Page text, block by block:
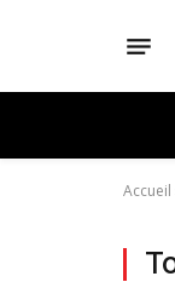
Accueil